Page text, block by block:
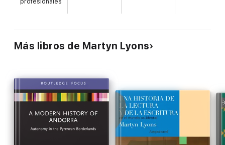
hechos a mano.
Convertida hoy en pieza de colección, Lyons presenta un
de escribir se constituyó como un agente de cambio
fundamental en la historia de la cultura escrita
profesionales
Más libros de Martyn Lyons